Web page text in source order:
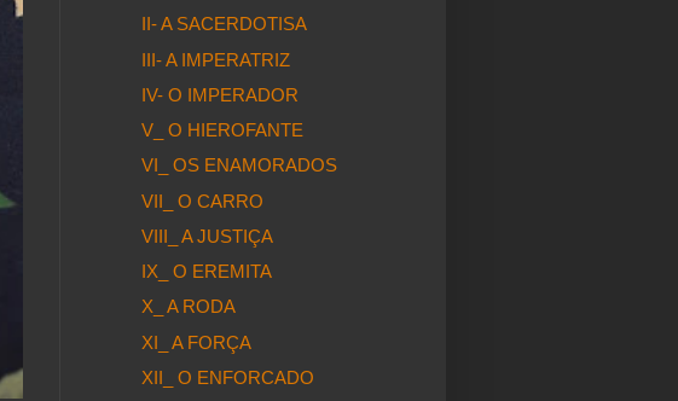
II- A SACERDOTISA
III- A IMPERATRIZ
IV- O IMPERADOR
V_ O HIEROFANTE
VI_ OS ENAMORADOS
VII_ O CARRO
VIII_ A JUSTIÇA
IX_ O EREMITA
X_ A RODA
XI_ A FORÇA
XII_ O ENFORCADO